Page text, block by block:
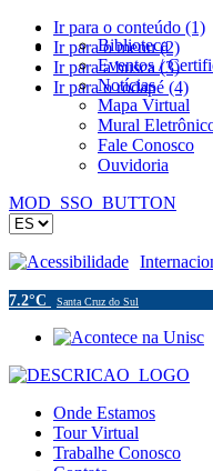
Ir para o conteúdo (1)
Ir para o menu (2)
Ir para a busca (3)
Ir para o rodapé (4)
Biblioteca
Eventos /
Notícias
Mapa Virtual
Mural
Fale Conosco
Ouvidoria
MOD_SSO_BUTTON
Acessibilidade
7.2°C Santa Cruz do Sul
Onde Estamos
Tour Virtual
Trabalhe Conosco